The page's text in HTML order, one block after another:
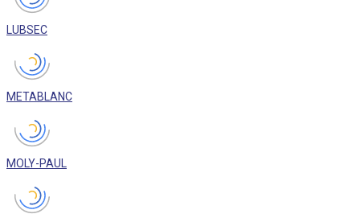
LUBSEC
METABLANC
MOLY-PAUL